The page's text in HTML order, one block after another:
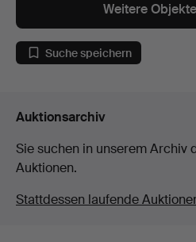
Weitere
Suche speichern
Auktionsarchiv
Sie suchen in unserem Archiv
Auktionen.
Stattdessen laufende